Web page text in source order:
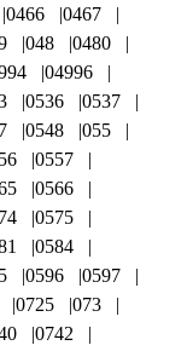
0466
0467
048
0480
04996
0536
0537
0548
055
0557
0566
0575
0584
0596
0597
0725
073
0742